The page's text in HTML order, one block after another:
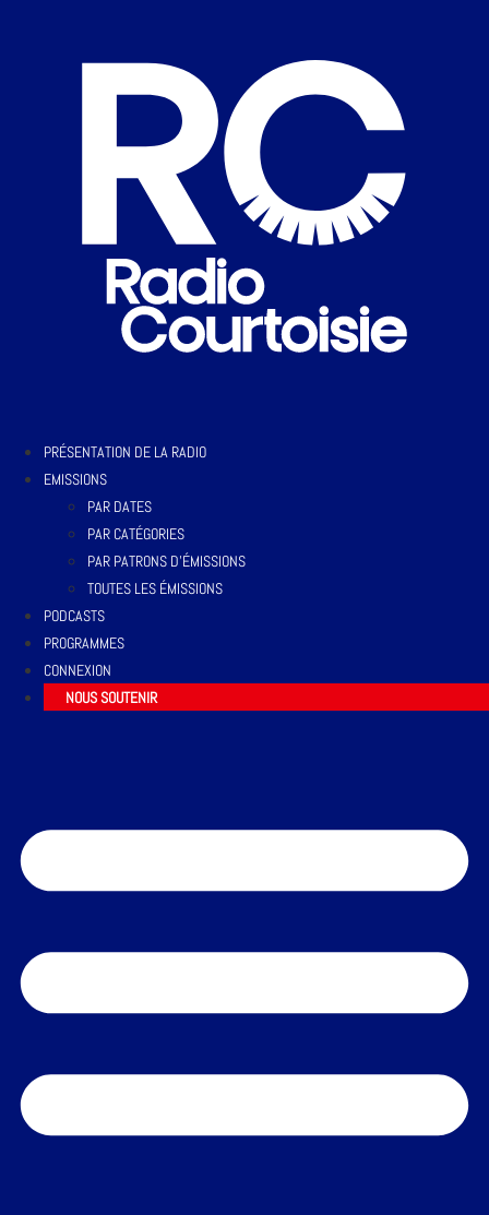
PRÉSENTATION DE LA RADIO
EMISSIONS
PAR DATES
PAR CATÉGORIES
PAR PATRONS D’ÉMISSIONS
TOUTES LES ÉMISSIONS
PODCASTS
PROGRAMMES
CONNEXION
NOUS SOUTENIR